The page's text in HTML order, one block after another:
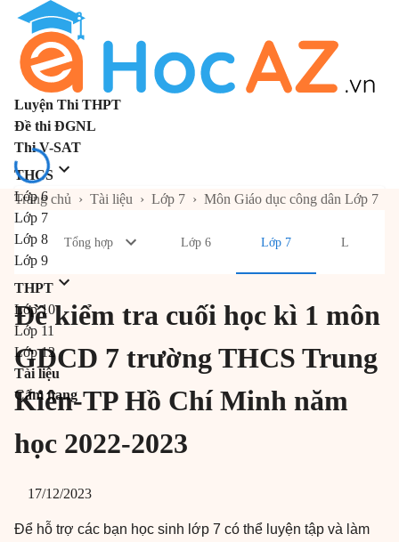
Luyện Thi THPT
Đề thi ĐGNL
Thi V-SAT
THCS
Lớp 6
Lớp 7
Lớp 8
Lớp 9
THPT
Lớp 10
Lớp 11
Lớp 12
Tài liệu
Cẩm nang
Trang chủ › Tài liệu › Lớp 7 › Môn Giáo dục công dân Lớp 7
Tổng hợp Lớp 6 Lớp 7 Lớp 8
Đề kiểm tra cuối học kì 1 môn
GDCD 7 trường THCS Trung
Kiên-TP Hồ Chí Minh năm
học 2022-2023
17/12/2023
Để hỗ trợ các bạn học sinh lớp 7 có thể luyện tập và làm